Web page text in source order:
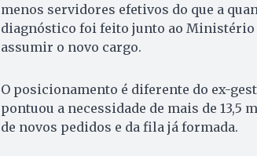
menos servidores efetivos do que a
diagnóstico foi feito junto ao Ministério
assumir o novo cargo.
O posicionamento é diferente do ex-
pontuou a necessidade de mais de
de novos pedidos e da fila já formada.